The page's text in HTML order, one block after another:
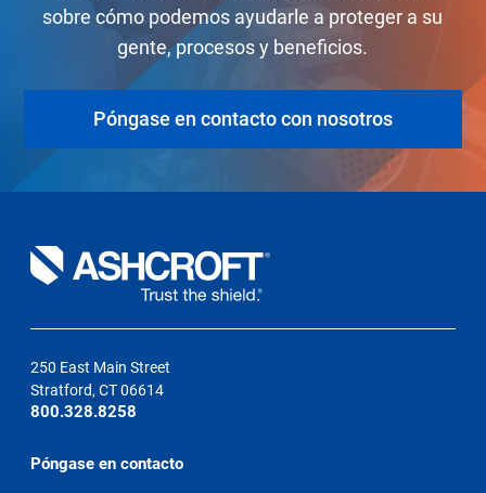
sobre cómo podemos ayudarle a proteger a su
gente, procesos y beneficios.
Póngase en contacto con nosotros
250 East Main Street
Stratford, CT 06614
800.328.8258
Póngase en contacto